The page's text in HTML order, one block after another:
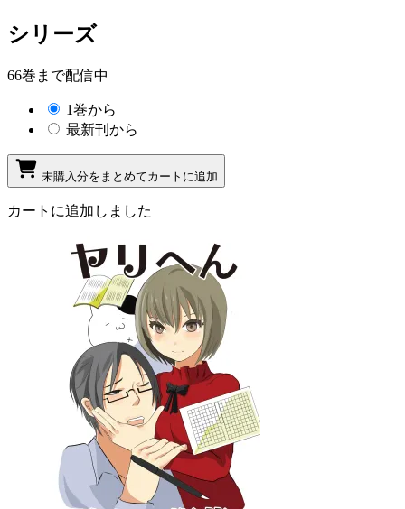
シリーズ
66巻まで配信中
1巻から
最新刊から
未購入分をまとめてカートに追加
カートに追加しました